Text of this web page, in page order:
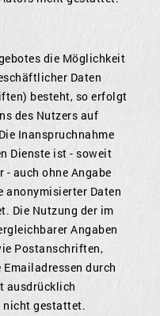
die Möglichkeit
Daten
besteht, so erfolgt
des Nutzers auf
Inanspruchnahme
Dienste ist - soweit
auch ohne Angabe
anonymisierter Daten
Die Nutzung der im
Angaben
Postanschriften,
durch
ausdrücklich
nicht gestattet.